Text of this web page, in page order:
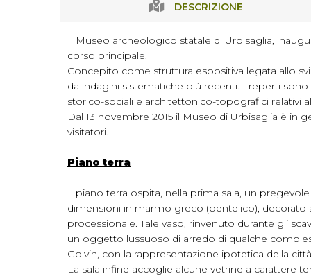
DESCRIZIONE
Il Museo archeologico statale di Urbisaglia,
corso principale.
Concepito come struttura espositiva legata allo
da indagini sistematiche più recenti. I reperti
storico-sociali e architettonico-topografici relativi
Dal 13 novembre 2015 il Museo di Urbisaglia è in
visitatori.
Piano terra
Il piano terra ospita, nella prima sala, un
dimensioni in marmo greco (pentelico),
processionale. Tale vaso, rinvenuto durante gli
un oggetto lussuoso di arredo di qualche
Golvin, con la rappresentazione ipotetica della
La sala infine accoglie alcune vetrine a carattere